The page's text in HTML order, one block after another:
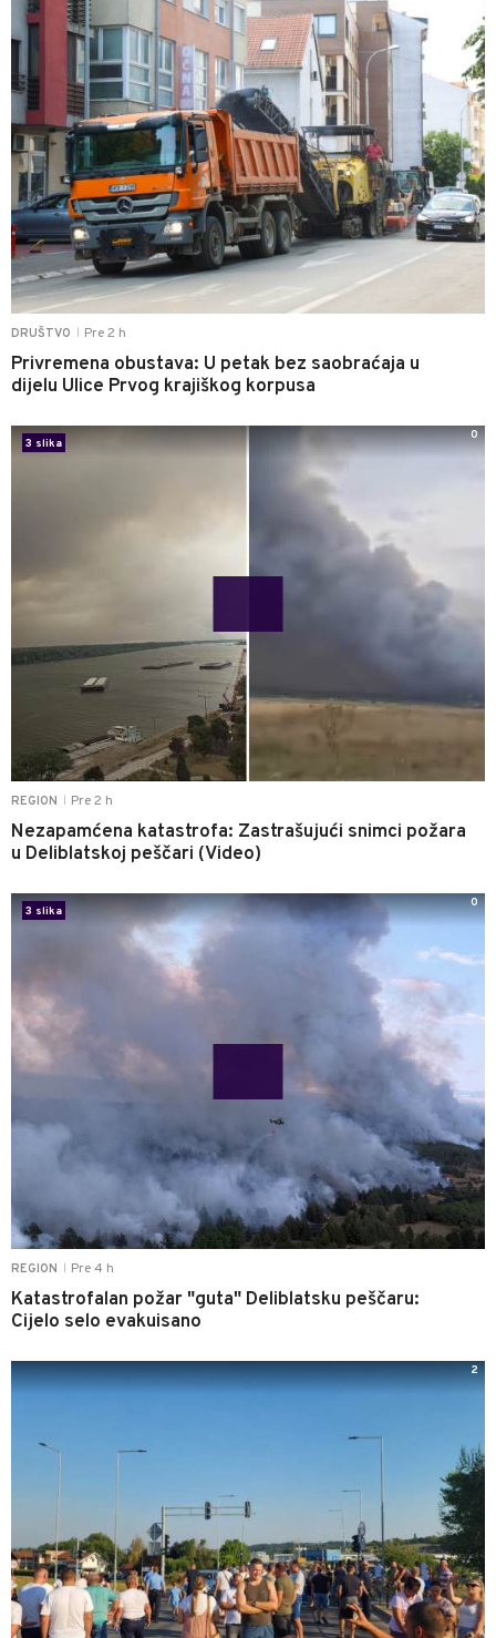
DRUŠTVO Pre 2 h
Privremena obustava: U petak bez saobraćaja u
dijelu Ulice Prvog krajiškog korpusa
REGION Pre 2 h
Nezapamćena katastrofa: Zastrašujući snimci požara
u Deliblatskoj peščari (Video)
3 slika
0
REGION Pre 4 h
Katastrofalan požar "guta" Deliblatsku peščaru:
Cijelo selo evakuisano
3 slika
0
2